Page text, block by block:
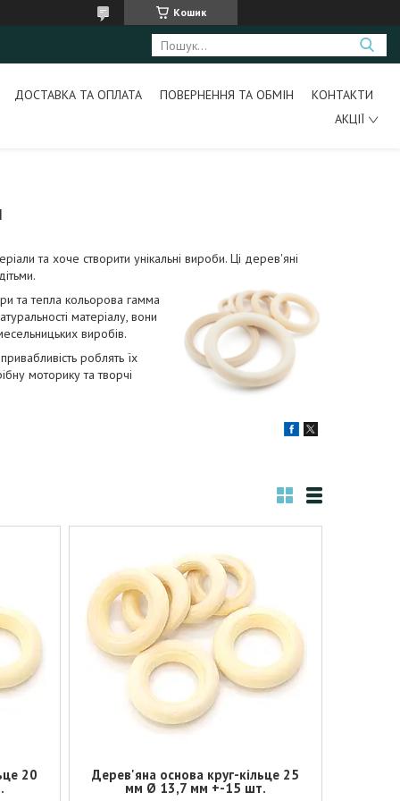
Кошик
ДОСТАВКА ТА ОПЛАТА ПОВЕРНЕННЯ ТА ОБМІН
КОНТАКТИ
АКЦІЇ
та хоче створити унікальні вироби. Ці дерев'яні
та тепла кольорова гамма
матеріалу, вони
виробів.
роблять їх
моторику та творчі
20 Дерев'яна основа круг-кільце 25
мм Ø 13,7 мм +-15 шт.